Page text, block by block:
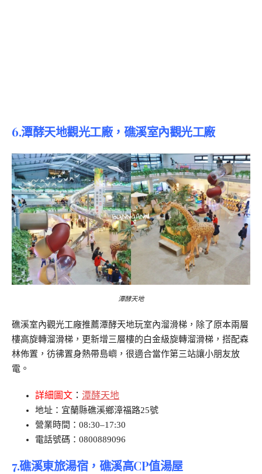
6.潭酵天地觀光工廠，礁溪室內觀光工廠
潭酵天地
礁溪室內觀光工廠推薦潭酵天地玩室內溜滑梯，除了原本兩層
樓高旋轉溜滑梯，更新增三層樓的白金級旋轉溜滑梯，搭配森
林佈置，彷彿置身熱帶島嶼，很適合當作第三站讓小朋友放
電。
詳細圖文 ： 潭酵天地
地址：宜蘭縣礁溪鄉漳福路25號
營業時間：08:30–17:30
電話號碼：0800889096
7.礁溪東旅湯宿，礁溪高CP值湯屋